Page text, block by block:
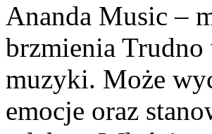
Ananda Music –
brzmienia Trudno
muzyki. Może
emocje oraz